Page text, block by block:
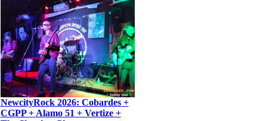
NewcityRock 2026: Cobardes +
CGPP + Alamo 51 + Vertize +